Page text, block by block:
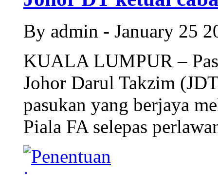
By admin - January 25
KUALA LUMPUR –
Johor Darul Takzim
pasukan yang berjaya
Piala FA selepas